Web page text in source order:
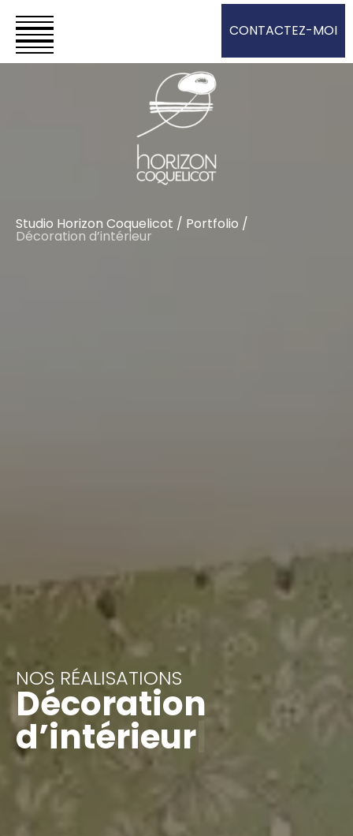
CONTACTEZ-MOI
Studio Horizon Coquelicot / Portfolio /
Décoration d’intérieur
NOS RÉALISATIONS
Décoration
d’intérieur